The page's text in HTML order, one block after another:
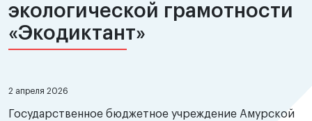
экологической грамотности
«Экодиктант»
2 апреля 2026
Государственное бюджетное учреждение Амурской